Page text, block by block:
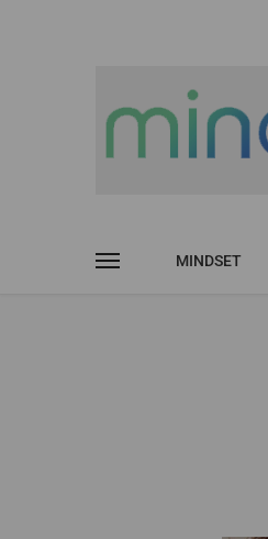
MINDSET